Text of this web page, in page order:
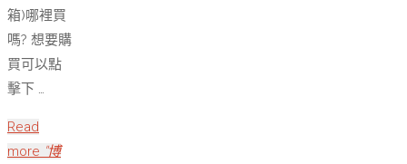
箱)哪裡買
嗎? 想要購
買可以點
擊下 …
Read
more "博